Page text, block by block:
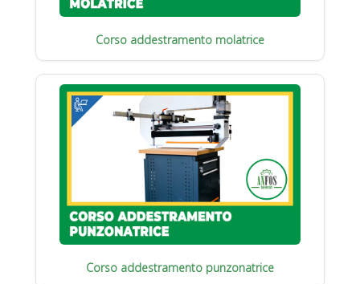
Corso addestramento molatrice
Corso addestramento punzonatrice